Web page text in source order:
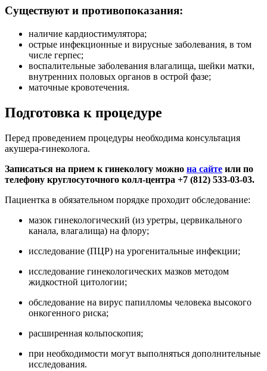
Существуют и противопоказания:
наличие кардиостимулятора;
острые инфекционные и вирусные заболевания, в том
числе герпес;
воспалительные заболевания влагалища, шейки матки,
внутренних половых органов в острой фазе;
маточные кровотечения.
Подготовка к процедуре
Перед проведением процедуры необходима консультация
акушера-гинеколога.
Записаться на прием к гинекологу можно на сайте или по
телефону круглосуточного колл-центра +7 (812) 533-03-03.
Пациентка в обязательном порядке проходит обследование:
мазок гинекологический (из уретры, цервикального
канала, влагалища) на флору;
исследование (ПЦР) на урогенитальные инфекции;
исследование гинекологических мазков методом
жидкостной цитологии;
обследование на вирус папилломы человека высокого
онкогенного риска;
расширенная кольпоскопия;
при необходимости могут выполняться дополнительные
исследования.